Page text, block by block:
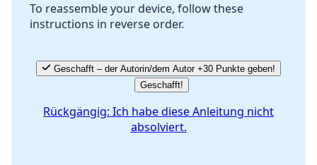
Abbrechen
To reassemble your device, follow these
instructions in reverse order.
Geschafft – der Autorin/dem Autor +30 Punkte geben!
Geschafft!
Rückgängig: Ich habe diese Anleitung nicht
absolviert.